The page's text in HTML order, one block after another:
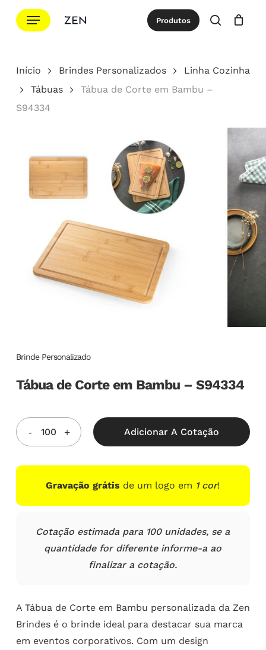
para
principal
Menu Produtos
procurar
Cotação Close
Início Brindes Personalizados
Linha Cozinha
Tábuas
Tábua de Corte em Bambu –
S94334
Brinde Personalizado
Tábua de Corte em Bambu – S94334
Adicionar A Cotação
Gravação grátis de um logo em 1 cor!
Cotação estimada para 100 unidades, se a
quantidade for diferente informe-a ao
finalizar a cotação.
A Tábua de Corte em Bambu personalizada da Zen
Brindes é o brinde ideal para destacar sua marca
em eventos corporativos. Com um design